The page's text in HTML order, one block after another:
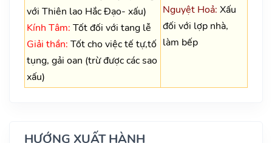
với Thiên lao Hắc Đạo- xấu)
Kính Tâm: Tốt đối với tang lễ
Giải thần: Tốt cho việc tế tự,tố
tụng, gải oan (trừ được các sao
xấu)
Nguyệt Hoả: Xấu
đối với lợp nhà,
làm bếp
HƯỚNG XUẤT HÀNH